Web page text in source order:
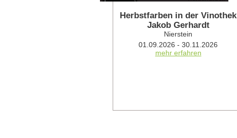
Herbstfarben in der Vinothek
Jakob Gerhardt
Nierstein
01.09.2026 - 30.11.2026
mehr erfahren